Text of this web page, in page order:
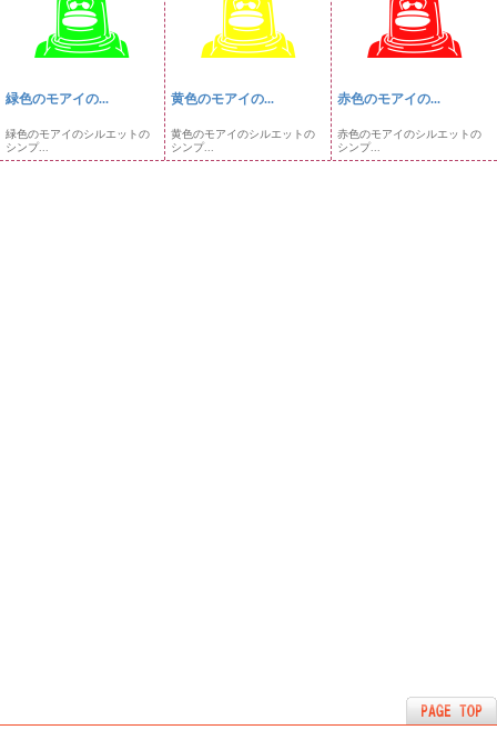
緑色のモアイの...
緑色のモアイのシルエットの
シンプ...
黄色のモアイの...
黄色のモアイのシルエットの
シンプ...
赤色のモアイの...
赤色のモアイのシルエットの
シンプ...